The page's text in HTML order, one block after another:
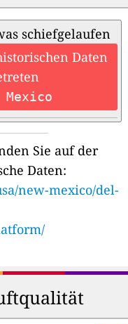
schiefgelaufen
Daten
Sie auf der
Daten:
new-mexico/del-